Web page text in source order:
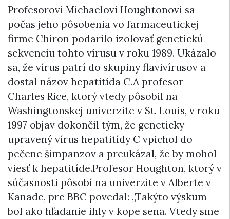
Profesorovi Michaelovi Houghtonovi sa
počas jeho pôsobenia vo farmaceutickej
firme Chiron podarilo izolovať genetickú
sekvenciu tohto vírusu v roku 1989. Ukázalo
sa, že vírus patrí do skupiny flavivírusov a
dostal názov hepatitída C.A profesor
Charles Rice, ktorý vtedy pôsobil na
Washingtonskej univerzite v St. Louis, v roku
1997 objav dokončil tým, že geneticky
upravený vírus hepatitídy C vpichol do
pečene šimpanzov a preukázal, že by mohol
viesť k hepatitíde.Profesor Houghton, ktorý v
súčasnosti pôsobí na univerzite v Alberte v
Kanade, pre BBC povedal: „Takýto výskum
bol ako hľadanie ihly v kope sena. Vtedy sme